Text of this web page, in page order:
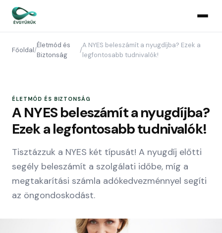
Főoldal/
Életmód és
Biztonság
/
A NYES beleszámít a nyugdíjba? Ezek a
legfontosabb tudnivalók!
ÉLETMÓD ÉS BIZTONSÁG
A NYES beleszámít a nyugdíjba?
Ezek a legfontosabb tudnivalók!
Tisztázzuk a NYES két típusát! A nyugdíj előtti
segély beleszámít a szolgálati időbe, míg a
megtakarítási számla adókedvezménnyel segíti
az öngondoskodást.